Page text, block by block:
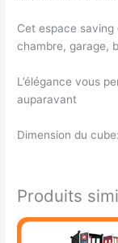
Cet espace
chambre, garage,
L’élégance vous
auparavant
Dimension du
Produits